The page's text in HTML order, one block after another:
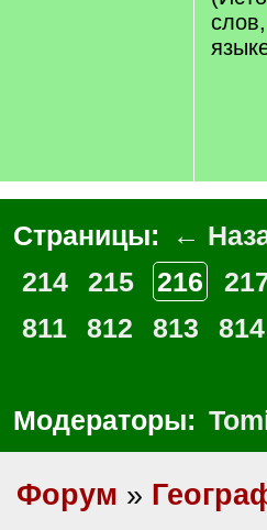
Страницы: ←
214
215 216
811
812 813 814
Модераторы:
Форум »